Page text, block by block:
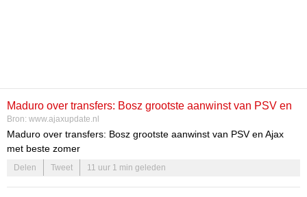
Maduro over transfers: Bosz grootste aanwinst van PSV en
Ajax met beste zomer
Bron: www.ajaxupdate.nl
Maduro over transfers: Bosz grootste aanwinst van PSV en Ajax
met beste zomer
Transferdrukte rond PSV, Ajax en Feyenoord neemt toe
Delen Tweet 11 uur 1 min geleden